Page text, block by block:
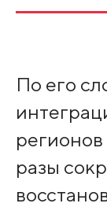
По его
разы